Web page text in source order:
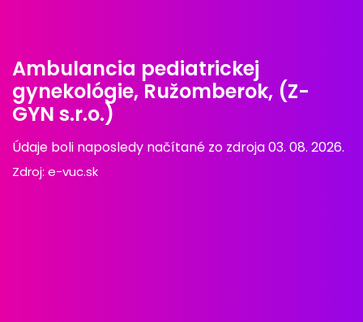
Ambulancia pediatrickej
gynekológie, Ružomberok, (Z-
GYN s.r.o.)
Údaje boli naposledy načítané zo zdroja 03. 08. 2026.
Zdroj: e-vuc.sk